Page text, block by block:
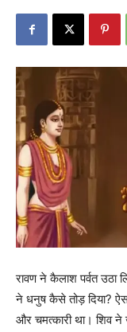
रावण ने कैलाश पर्वत उठा
ने धनुष कैसे तोड़ दिया?
और चमत्कारी था। शिव